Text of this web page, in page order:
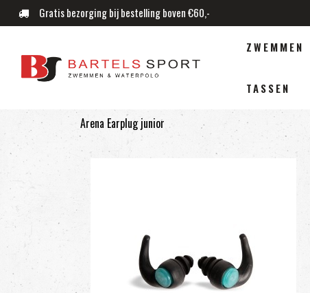
Gratis bezorging bij bestelling boven €60,-
ZWEMMEN
TASSEN
Arena Earplug junior